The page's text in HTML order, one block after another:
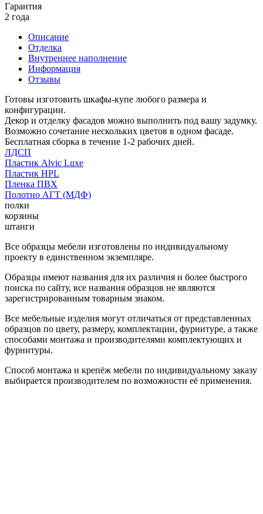
Гарантия
2 года
Описание
Отделка
Внутреннее наполнение
Информация
Отзывы
Готовы изготовить шкафы-купе любого размера и
конфигурации.
Декор и отделку фасадов можно выполнить под вашу задумку.
Возможно сочетание нескольких цветов в одном фасаде.
Бесплатная сборка в течение 1-2 рабочих дней.
ЛДСП
Пластик Alvic Luxe
Пластик HPL
Пленка ПВХ
Полотно АГТ (МДФ)
полки
корзины
штанги
Все образцы мебели изготовлены по индивидуальному
проекту в единственном экземпляре.
Образцы имеют названия для их различия и более быстрого
поиска по сайту, все названия образцов не являются
зарегистрированным товарным знаком.
Все мебельные изделия могут отличаться от представленных
образцов по цвету, размеру, комплектации, фурнитуре, а также
способами монтажа и производителями комплектующих и
фурнитуры.
Способ монтажа и крепёж мебели по индивидуальному заказу
выбирается производителем по возможности её применения.